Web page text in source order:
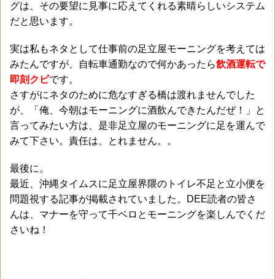
グは、その要望に見事に応えてくれる素晴らしいシステム
だと思います。
実は私もネタとして仕事前の足立屋モーニングを考えては
みたんですが、自転車通勤なので何かあったら飲酒運転で
即刻クビです。
さすがにネタのために危なすぎる橋は渡れませんでした
が、「俺、今朝はモーニングに酒飲んできたんだぜ！」と
言ってみたい方は、是非足立屋のモーニングに足を運んで
みて下さい。責任は、とれません。。
最後に。
最近、沖縄タイムスに足立屋界隈のトイレ不足と立小便を
問題視する記事が掲載されていました。DEE読者の皆さ
んは、マナーを守って千ベロとモーニングを楽しんでくだ
さいね！